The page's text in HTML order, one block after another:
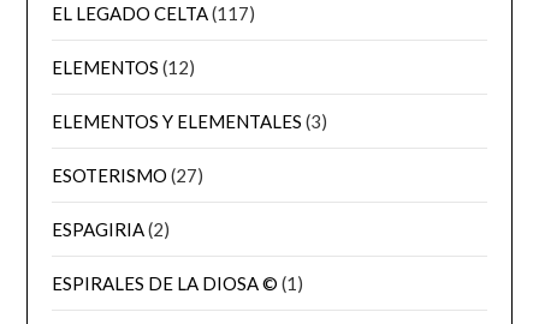
EL LEGADO CELTA(117)
ELEMENTOS (12)
ELEMENTOS Y ELEMENTALES (3)
ESOTERISMO (27)
ESPAGIRIA(2)
ESPIRALES DE LA DIOSA © (1)